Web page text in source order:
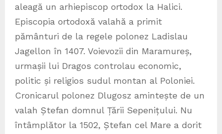
aleagă un arhiepiscop ortodox la Halici.
Episcopia ortodoxă valahă a primit
pământuri de la regele polonez Ladislau
Jagellon în 1407. Voievozii din Maramureș,
urmașii lui Dragos controlau economic,
politic și religios sudul montan al Poloniei.
Cronicarul polonez Dlugosz amintește de un
valah Ștefan domnul Țării Sepenițului. Nu
întâmplător la 1502, Ștefan cel Mare a dorit